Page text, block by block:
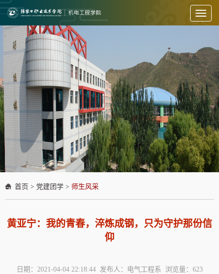
Toggle
首页 > 党建团学 > 师生风采
黄亚宁：我的青春，淬炼成钢，只为守护那份信
仰
日期：2021-04-04 22:18:44 发布人：电气工程系 浏览量： 623